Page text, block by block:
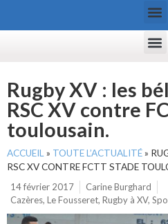
Rugby XV : les
RSC XV contre
toulousain.
ACCUEIL » TOUTE L’ACTUALITÉ»
RSC XV CONTRE FCTT STADE
14 février 2017
Carine Burghard
Cazères, Le Fousseret, Rugby à XV,